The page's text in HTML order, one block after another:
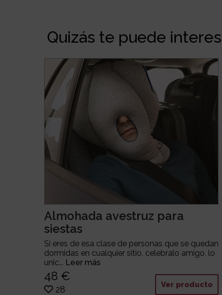
Quizás te puede
Almohada avestruz para
siestas
Si eres de esa clase de personas que se quedan
dormidas en cualquier sitio, celebralo amigo, lo
unic... Leer más
48 €
28 Ver producto